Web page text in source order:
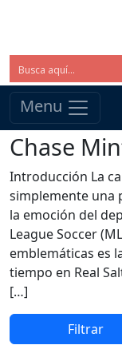
Menu
Chase
Introducción La
simplemente una
la emoción del
League Soccer
emblemáticas es
tiempo en Real
[…]
Filtrar